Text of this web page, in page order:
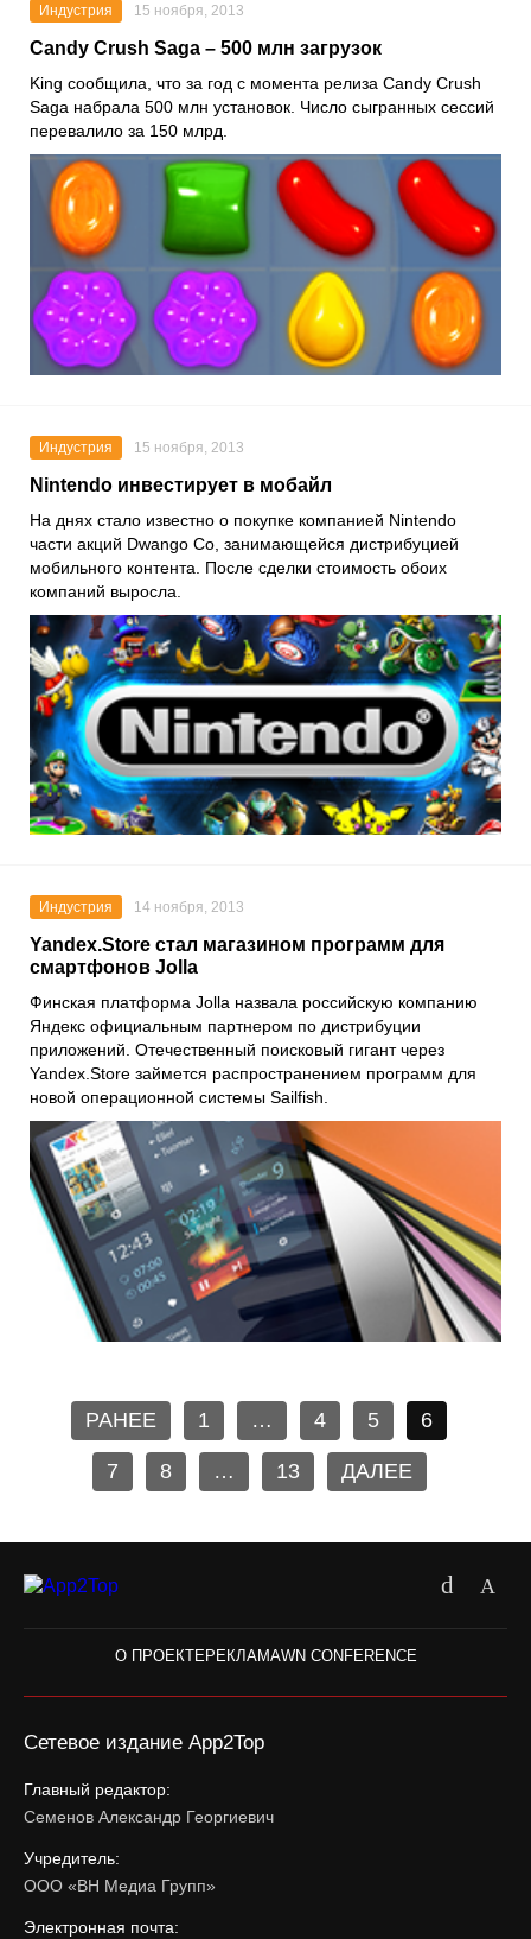
Индустрия 15 ноября, 2013
Candy Crush Saga – 500 млн загрузок
King сообщила, что за год с момента релиза Candy Crush
Saga набрала 500 млн установок. Число сыгранных сессий
перевалило за 150 млрд.
Индустрия 15 ноября, 2013
Nintendo инвестирует в мобайл
На днях стало известно о покупке компанией Nintendo
части акций Dwango Co, занимающейся дистрибуцией
мобильного контента. После сделки стоимость обоих
компаний выросла.
Индустрия 14 ноября, 2013
Yandex.Store стал магазином программ для
смартфонов Jolla
Финская платформа Jolla назвала российскую компанию
Яндекс официальным партнером по дистрибуции
приложений. Отечественный поисковый гигант через
Yandex.Store займется распространением программ для
новой операционной системы Sailfish.
РАНЕЕ 1 … 4 5 6
7 8 … 13 ДАЛЕЕ
О ПРОЕКТЕРЕКЛАМАWN CONFERENCE
Сетевое издание App2Top
Главный редактор:
Семенов Александр Георгиевич
Учредитель:
ООО «ВН Медиа Групп»
Электронная почта: